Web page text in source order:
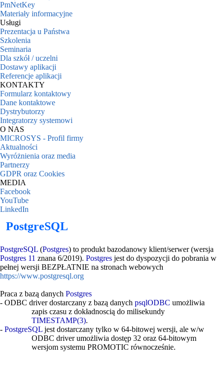
PmNetKey
Materiały informacyjne
Usługi
Prezentacja u Państwa
Szkolenia
Seminaria
Dla szkół / uczelni
Dostawy aplikacji
Referencje aplikacji
KONTAKTY
Formularz kontaktowy
Dane kontaktowe
Dystrybutorzy
Integratorzy systemowi
O NAS
MICROSYS - Profil firmy
Aktualności
Wyróżnienia oraz media
Partnerzy
GDPR oraz Cookies
MEDIA
Facebook
YouTube
LinkedIn
PostgreSQL
PostgreSQL (Postgres) to produkt bazodanowy klient/serwer (wersja
Postgres 11 znana 6/2019). Postgres jest do dyspozycji do pobrania w
pełnej wersji BEZPŁATNIE na stronach webowych
https://www.postgresql.org
Praca z bazą danych Postgres
- ODBC driver dostarczany z bazą danych psqlODBC umożliwia
zapis czasu z dokładnoscią do milisekundy
TIMESTAMP(3).
- PostgreSQL jest dostarczany tylko w 64-bitowej wersji, ale w/w
ODBC driver umożliwia dostęp 32 oraz 64-bitowym
wersjom systemu PROMOTIC równocześnie.